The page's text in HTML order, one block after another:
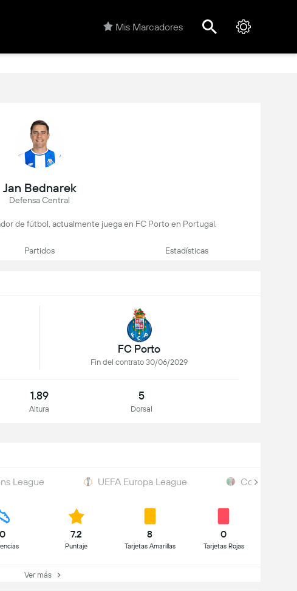
Mis Marcadores
Jan Bednarek
Defensa Central
de fútbol, actualmente juega en FC Porto en Portugal.
Partidos Estadísticas
FC Porto
Fin del contrato 30/06/2029
1.89
Altura
5
Dorsal
League UEFA Europa League Copa de
0 7.2
Puntaje
8
Tarjetas Amarillas
0
Tarjetas Rojas
Ver más